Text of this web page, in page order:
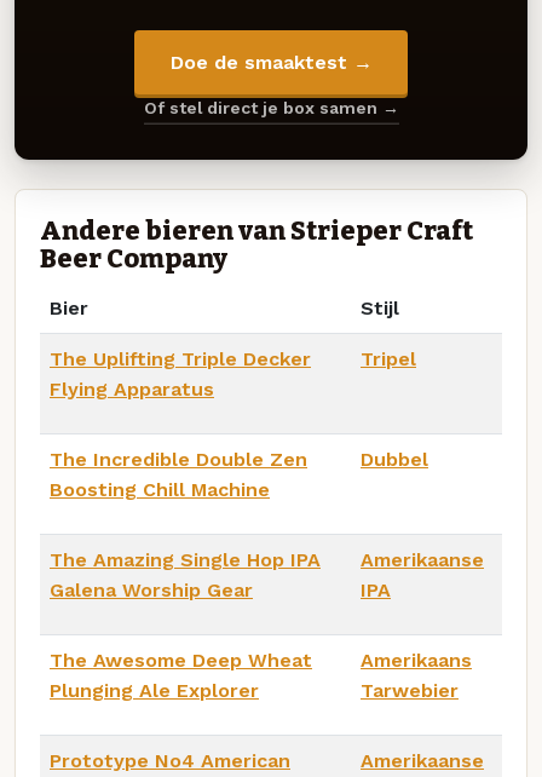
Doe de smaaktest →
Of stel direct je box samen →
Andere bieren van Strieper Craft
Beer Company
Bier Stijl
The Uplifting Triple Decker
Flying Apparatus
Tripel
The Incredible Double Zen
Boosting Chill Machine
Dubbel
The Amazing Single Hop IPA
Galena Worship Gear
Amerikaanse
IPA
The Awesome Deep Wheat
Plunging Ale Explorer
Amerikaans
Tarwebier
Prototype No4 American
Amerikaanse